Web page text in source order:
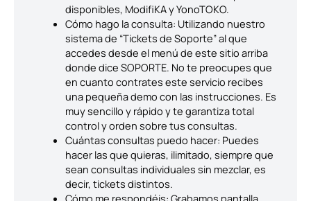
disponibles, ModifiKA y YonoTOKO.
Cómo hago la consulta: Utilizando nuestro
sistema de “Tickets de Soporte” al que
accedes desde el menú de este sitio arriba
donde dice SOPORTE. No te preocupes que
en cuanto contrates este servicio recibes
una pequeña demo con las instrucciones. Es
muy sencillo y rápido y te garantiza total
control y orden sobre tus consultas.
Cuántas consultas puedo hacer: Puedes
hacer las que quieras, ilimitado, siempre que
sean consultas individuales sin mezclar, es
decir, tickets distintos.
Cómo me respondéis: Grabamos pantalla